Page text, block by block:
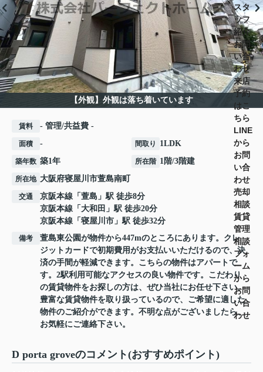
スタ
ッフ
紹介
お問
い合
わせ
来店
予約
はこ
ちら
LINE
から
お問
い合
わせ
売却
相談
賃貸
管理
相談
フォ
ーム
から
お問
い合
わせ
【外観】外観は落ち着いています
賃料 - 管理/共益費 -
面積 - 間取り 1LDK
築年数 築1年 所在階 1階/3階建
所在地 大阪府寝屋川市萱島南町
交通 京阪本線 「 萱島 」駅 徒歩8分
京阪本線 「 大和田 」駅 徒歩20分
京阪本線 「 寝屋川市 」駅 徒歩32分
備考
萱島東公園が物件から447mのところにあります。クレ
ジットカードで初期費用がお支払いいただけるので、決
済の手間が軽減できます。こちらの物件はアパートで
す。2駅利用可能なアクセスの良い物件です。こだわり
の賃貸物件をお探しの方は、ぜひ当社にお任せ下さい。
豊富な賃貸物件を取り扱っているので、ご希望に適した
物件のご紹介ができます。不明な点がございましたら、
お気軽にご連絡下さい。
D porta groveのコメント(おすすめポイント)